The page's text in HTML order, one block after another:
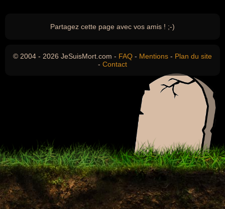
Partagez cette page avec vos amis ! ;-)
© 2004 - 2026 JeSuisMort.com - FAQ - Mentions - Plan du site
- Contact